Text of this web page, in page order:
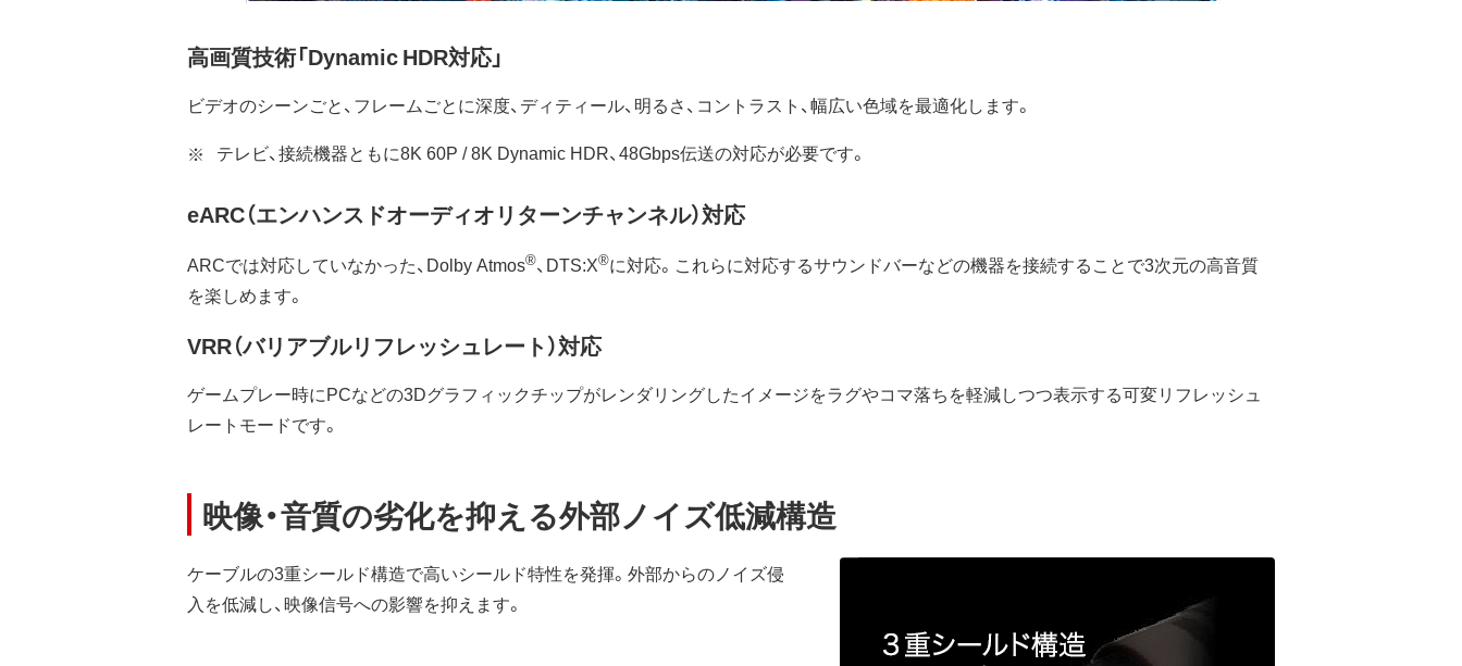
高画質技術「Dynamic HDR対応」
ビデオのシーンごと、フレームごとに深度、ディティール、明るさ、コントラスト、幅広い色域を最適化します。
テレビ、接続機器ともに8K 60P / 8K Dynamic HDR、48Gbps伝送の対応が必要です。
eARC（エンハンスドオーディオリターンチャンネル）対応
ARCでは対応していなかった、Dolby Atmos®、DTS:X®に対応。これらに対応するサウンドバーなどの機器を接続することで3次元の高音質
を楽しめます。
VRR（バリアブルリフレッシュレート）対応
ゲームプレー時にPCなどの3Dグラフィックチップがレンダリングしたイメージをラグやコマ落ちを軽減しつつ表示する可変リフレッシュ
レートモードです。
映像・音質の劣化を抑える外部ノイズ低減構造
ケーブルの3重シールド構造で高いシールド特性を発揮。外部からのノイズ侵
入を低減し、映像信号への影響を抑えます。